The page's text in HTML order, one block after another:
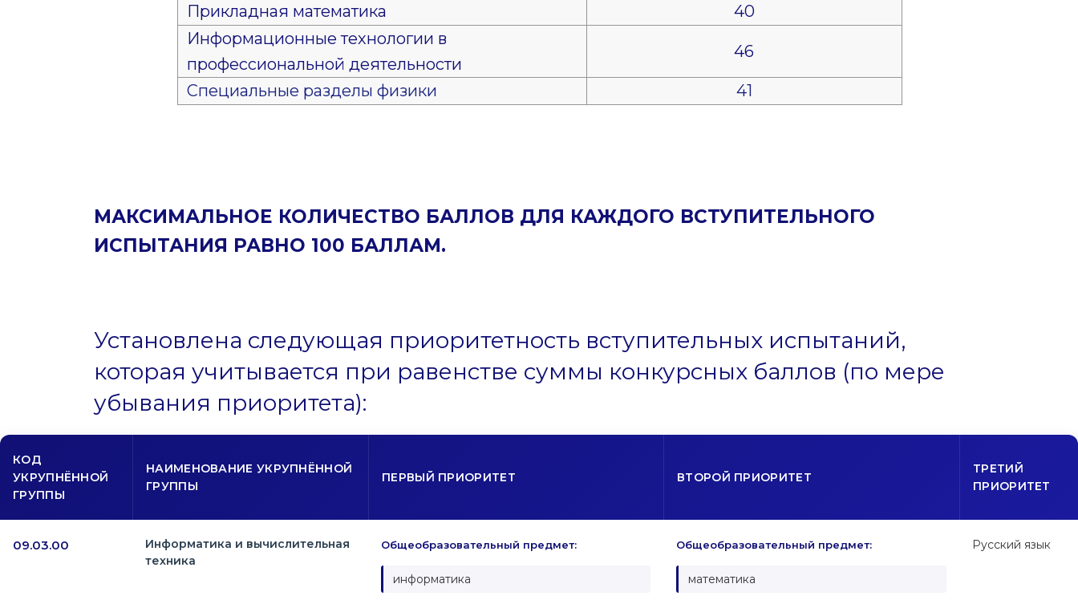
Прикладная математика
40
Информационные технологии в
профессиональной деятельности
46
Специальные разделы физики 41
МАКСИМАЛЬНОЕ КОЛИЧЕСТВО БАЛЛОВ ДЛЯ КАЖДОГО ВСТУПИТЕЛЬНОГО
ИСПЫТАНИЯ РАВНО 100 БАЛЛАМ.
Установлена следующая приоритетность вступительных испытаний,
которая учитывается при равенстве суммы конкурсных баллов (по мере
убывания приоритета):
КОД
УКРУПНЁННОЙ
ГРУППЫ
НАИМЕНОВАНИЕ УКРУПНЁННОЙ
ГРУППЫ
ПЕРВЫЙ ПРИОРИТЕТ ВТОРОЙ ПРИОРИТЕТ
ТРЕТИЙ
ПРИОРИТЕТ
09.03.00
Информатика и вычислительная
техника
Общеобразовательный предмет:
информатика
Общеобразовательный предмет:
математика
Русский язык